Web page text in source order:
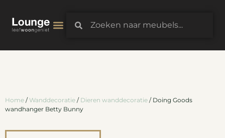
Home / Wanddecoratie / Dieren wanddecoratie / Doing Goods
wandhanger Betty Bunny